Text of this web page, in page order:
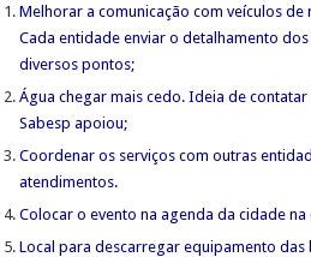
Melhorar a comunicação com veículos de
Cada entidade enviar o detalhamento
diversos pontos;
Água chegar mais cedo. Ideia de
Sabesp apoiou;
Coordenar os serviços com outras
atendimentos.
Colocar o evento na agenda da cidade
Local para descarregar equipamento das